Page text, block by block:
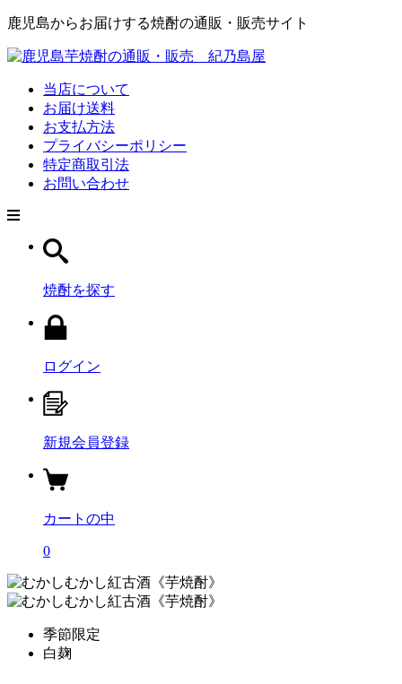
鹿児島からお届けする焼酎の通販・販売サイト
当店について
お届け送料
お支払方法
プライバシーポリシー
特定商取引法
お問い合わせ
焼酎を探す
ログイン
新規会員登録
カートの中
0
季節限定
白麹